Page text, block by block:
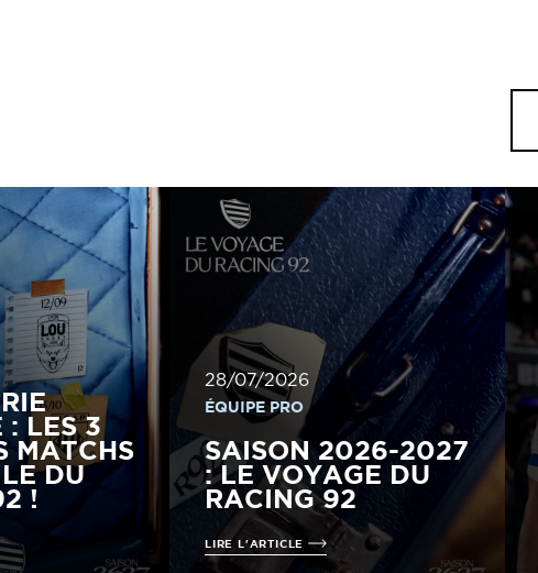
: LES 3
MATCHS
DU
!
28/07/2026
ÉQUIPE PRO
SAISON 2026-2027
: LE VOYAGE DU
RACING 92
LIRE L'ARTICLE